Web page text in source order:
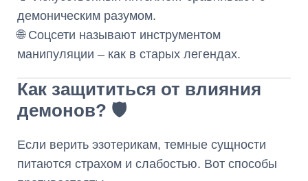
демоническим разумом.
🌐 Соцсети называют инструментом
манипуляции – как в старых легендах.
Как защититься от влияния
демонов? 🛡️
Если верить эзотерикам, темные сущности
питаются страхом и слабостью. Вот способы